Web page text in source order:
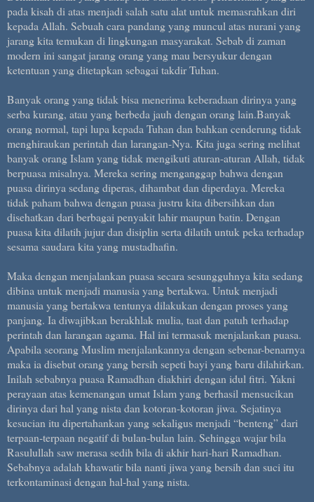
pada kisah di atas menjadi salah satu alat untuk memasrahkan diri
kepada Allah. Sebuah cara pandang yang muncul atas nurani yang
jarang kita temukan di lingkungan masyarakat. Sebab di zaman
modern ini sangat jarang orang yang mau bersyukur dengan
ketentuan yang ditetapkan sebagai takdir Tuhan.
Banyak orang yang tidak bisa menerima keberadaan dirinya yang
serba kurang, atau yang berbeda jauh dengan orang lain.Banyak
orang normal, tapi lupa kepada Tuhan dan bahkan cenderung tidak
menghiraukan perintah dan larangan-Nya. Kita juga sering melihat
banyak orang Islam yang tidak mengikuti aturan-aturan Allah, tidak
berpuasa misalnya. Mereka sering menganggap bahwa dengan
puasa dirinya sedang diperas, dihambat dan diperdaya. Mereka
tidak paham bahwa dengan puasa justru kita dibersihkan dan
disehatkan dari berbagai penyakit lahir maupun batin. Dengan
puasa kita dilatih jujur dan disiplin serta dilatih untuk peka terhadap
sesama saudara kita yang mustadhafin.
Maka dengan menjalankan puasa secara sesungguhnya kita sedang
dibina untuk menjadi manusia yang bertakwa. Untuk menjadi
manusia yang bertakwa tentunya dilakukan dengan proses yang
panjang. Ia diwajibkan berakhlak mulia, taat dan patuh terhadap
perintah dan larangan agama. Hal ini termasuk menjalankan puasa.
Apabila seorang Muslim menjalankannya dengan sebenar-benarnya
maka ia disebut orang yang bersih sepeti bayi yang baru dilahirkan.
Inilah sebabnya puasa Ramadhan diakhiri dengan idul fitri. Yakni
perayaan atas kemenangan umat Islam yang berhasil mensucikan
dirinya dari hal yang nista dan kotoran-kotoran jiwa. Sejatinya
kesucian itu dipertahankan yang sekaligus menjadi “benteng” dari
terpaan-terpaan negatif di bulan-bulan lain. Sehingga wajar bila
Rasulullah saw merasa sedih bila di akhir hari-hari Ramadhan.
Sebabnya adalah khawatir bila nanti jiwa yang bersih dan suci itu
terkontaminasi dengan hal-hal yang nista.